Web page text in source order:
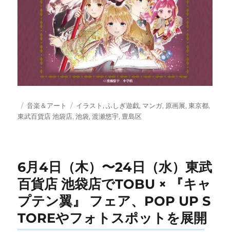
投
稿
カ
テ
音楽＆アート
タ
グ
イラスト ,ふしぎ遊戯, マンガ, 原画展,東京都,
東武百貨店 池袋店,池袋,渡瀬悠宇, 豊島区
6月4日（木）〜24日（水）東武
百貨店 池袋店でTOBU × 『キャ
プテン翼』 フェア、POP UP S
TOREやフォトスポットを展開